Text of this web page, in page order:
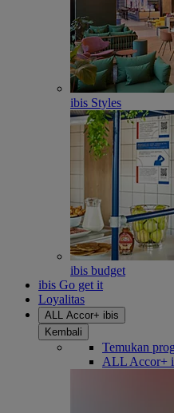
ibis Styles
ibis budget
ibis Go get it
Loyalitas
ALL Accor+ ibis
Kembali
Temukan
ALL Accor+